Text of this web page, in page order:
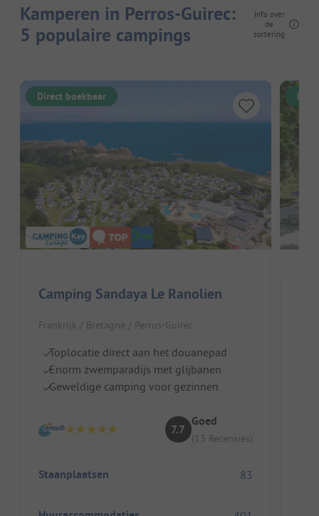
Kamperen in Perros-Guirec:
5 populaire campings
Info over
de
sortering
Direct boekbaar
Camping Sandaya Le Ranolien
Frankrijk / Bretagne / Perros-Guirec
Toplocatie direct aan het douanepad
Enorm zwemparadijs met glijbanen
Geweldige camping voor gezinnen
7.7
Goed
(13 Recensies)
Staanplaatsen 83